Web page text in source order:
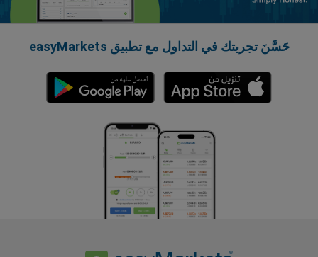
حَسَّنَ تجربتك في التداول مع تطبيق easyMarkets